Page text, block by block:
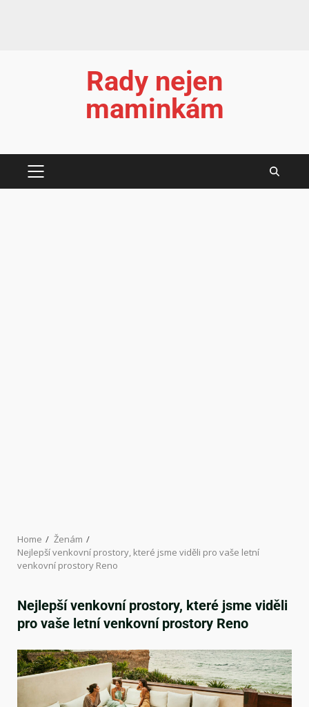
Rady nejen
maminkám
Home
Ženám
Nejlepší venkovní prostory, které jsme viděli pro vaše letní
venkovní prostory Reno
Nejlepší venkovní prostory, které jsme viděli
pro vaše letní venkovní prostory Reno